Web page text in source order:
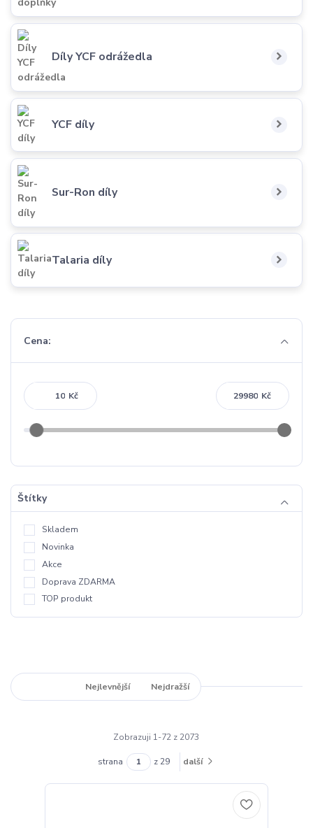
Díly YCF odrážedla
YCF díly
Sur-Ron díly
Talaria díly
Cena:
Kč Kč
Štítky
Skladem
Novinka
Akce
Doprava ZDARMA
TOP produkt
Nejlevnější Nejdražší
Zobrazuji 1-72 z 2073
strana z 29 další